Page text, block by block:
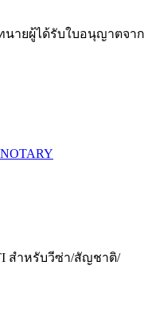
นายผู้ได้รับใบอนุญาตจาก
สำหรับวีซ่า/สัญชาติ/